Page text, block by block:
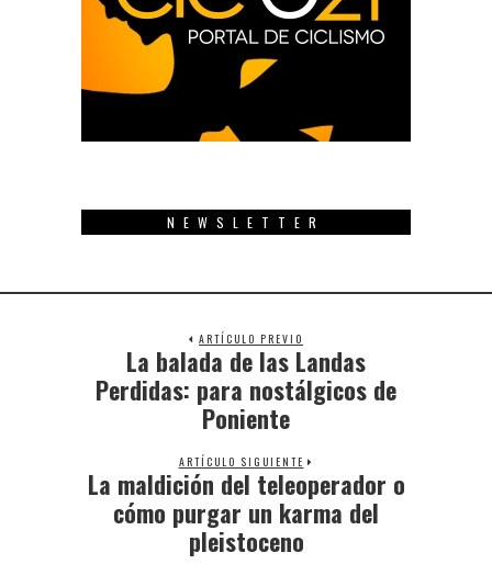
NEWSLETTER
ARTÍCULO PREVIO
Previous
La balada de las Landas
Perdidas: para nostálgicos de
Poniente
ARTÍCULO SIGUIENTE
Next
post:
La maldición del teleoperador o
cómo purgar un karma del
pleistoceno